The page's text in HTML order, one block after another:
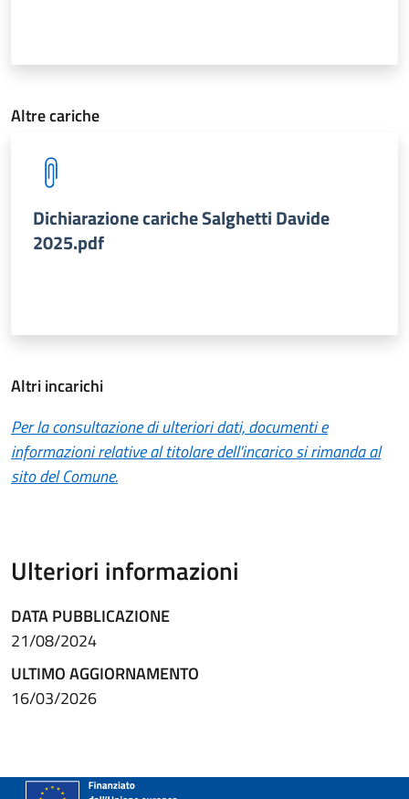
Altre cariche
Dichiarazione cariche Salghetti Davide
2025.pdf
Altri incarichi
Per la consultazione di ulteriori dati, documenti e
informazioni relative al titolare dell'incarico si rimanda al
sito del Comune.(apre in un'altra scheda).
Ulteriori informazioni
DATA PUBBLICAZIONE
21/08/2024
ULTIMO AGGIORNAMENTO
16/03/2026